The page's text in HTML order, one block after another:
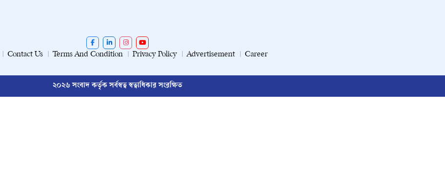
Contact Us Terms And Condition Privacy Policy Advertisement Career
২০২৬ সংবাদ কর্তৃক সর্বস্বত্ব স্বত্বাধিকার সংরক্ষিত